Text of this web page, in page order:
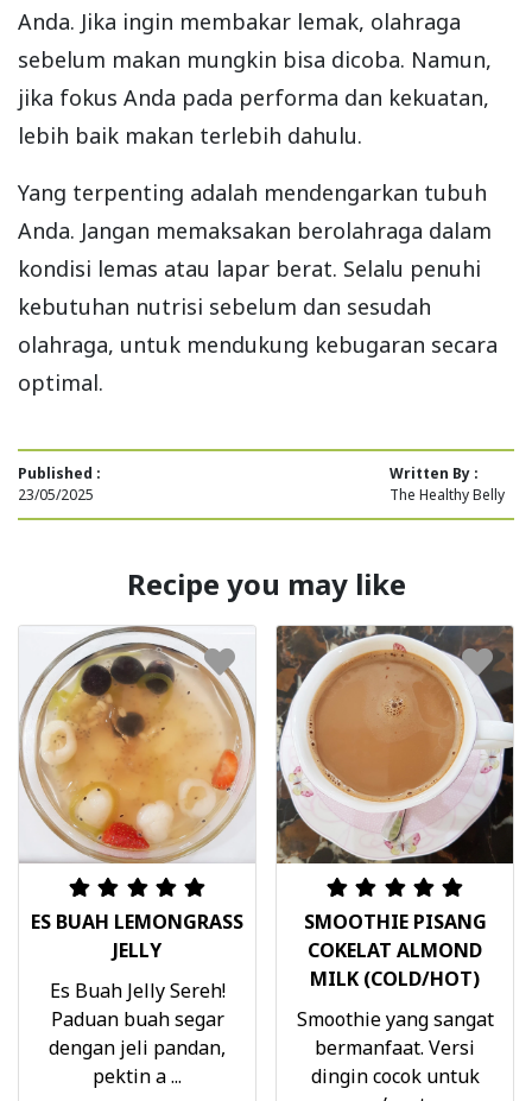
Anda. Jika ingin membakar lemak, olahraga
sebelum makan mungkin bisa dicoba. Namun,
jika fokus Anda pada performa dan kekuatan,
lebih baik makan terlebih dahulu.
Yang terpenting adalah mendengarkan tubuh
Anda. Jangan memaksakan berolahraga dalam
kondisi lemas atau lapar berat. Selalu penuhi
kebutuhan nutrisi sebelum dan sesudah
olahraga, untuk mendukung kebugaran secara
optimal.
Published :
23/05/2025
Written By :
The Healthy Belly
Recipe you may like
ES BUAH LEMONGRASS
JELLY
Es Buah Jelly Sereh!
Paduan buah segar
dengan jeli pandan,
pektin a ...
SMOOTHIE PISANG
COKELAT ALMOND
MILK (COLD/HOT)
Smoothie yang sangat
bermanfaat. Versi
dingin cocok untuk